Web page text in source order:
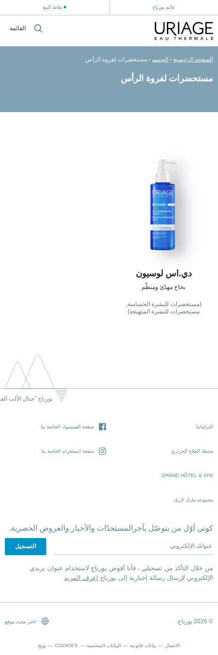
عالم يورياج نقاط البيع
القائمة
الصفحة الرئيسية › الجسم › مستحضرات لفروة الرأس
مستحضرات لفروة الرأس
دي.اس لوسيون
بخاخ مهدّئ ومنظّم
(مستحضرات للبشرة الحساسة,
مستحضرات للبشرة المتهيجة)
يورياج "جبال الألب
التزاماتنا
محطة العلاج الحراري
GRAND HÔTEL & SPA
مجموعة مارك لاريك
صفحة الفيسبوك الخاصة بنا
صفحة انستغرام الخاصة بنا
كوني أوّل من يتوصّل بآخرالمستجدّات والأخبار والعروض الحصرية.
عنوانك الإلكتروني
من خلال التأكد من تسجيلي ، فأنا أفوض يورياج لاستخدام عنوان بريدي
الإلكتروني لإرسال رسالة إخبارية إلى يورياج
اعرف المزيد
© 2026 يورياج
الاتصال بيانات قانونية البيانات الشخصية COOKIES بويج
اختر محدد موقع